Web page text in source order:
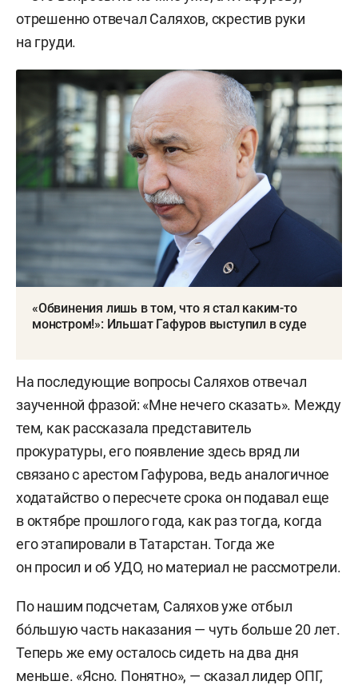
отрешенно отвечал Саляхов, скрестив руки
на груди.
«Обвинения лишь в том, что я стал каким-то
монстром!»: Ильшат Гафуров выступил в суде
На последующие вопросы Саляхов отвечал
заученной фразой: «Мне нечего сказать». Между
тем, как рассказала представитель
прокуратуры, его появление здесь вряд ли
связано с арестом Гафурова, ведь аналогичное
ходатайство о пересчете срока он подавал еще
в октябре прошлого года, как раз тогда, когда
его этапировали в Татарстан. Тогда же
он просил и об УДО, но материал не рассмотрели.
По нашим подсчетам, Саляхов уже отбыл
бо́льшую часть наказания — чуть больше 20 лет.
Теперь же ему осталось сидеть на два дня
меньше. «Ясно. Понятно», — сказал лидер ОПГ,